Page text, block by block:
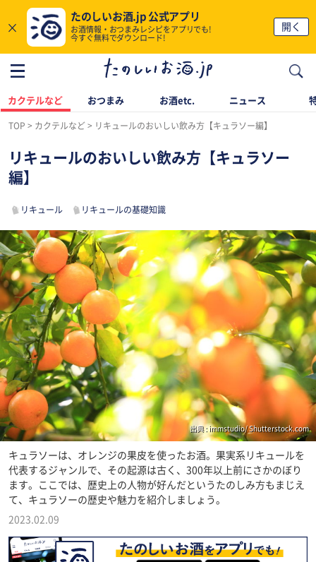
×
たのしいお酒.jp 公式アプリ
お酒情報・おつまみレシピをアプリでも!
今すぐ無料でダウンロード!
開く
カクテルなど おつまみ お酒etc. ニュース
TOP カクテルなど リキュールのおいしい飲み方【キュラソー編】
リキュールのおいしい飲み方【キュラソー
編】
リキュール リキュールの基礎知識
出典 : immstudio/ Shutterstock.com
キュラソーは、オレンジの果皮を使ったお酒。果実系リキュールを
代表するジャンルで、その起源は古く、300年以上前にさかのぼり
ます。ここでは、歴史上の人物が好んだというたのしみ方もまじえ
て、キュラソーの歴史や魅力を紹介しましょう。
2023.02.09